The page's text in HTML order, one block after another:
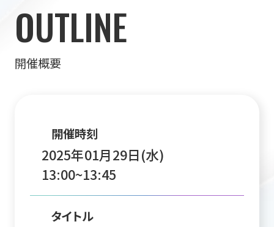
OUTLINE
開催概要
開催時刻
2025年01月29日(水)
13:00~13:45
タイトル